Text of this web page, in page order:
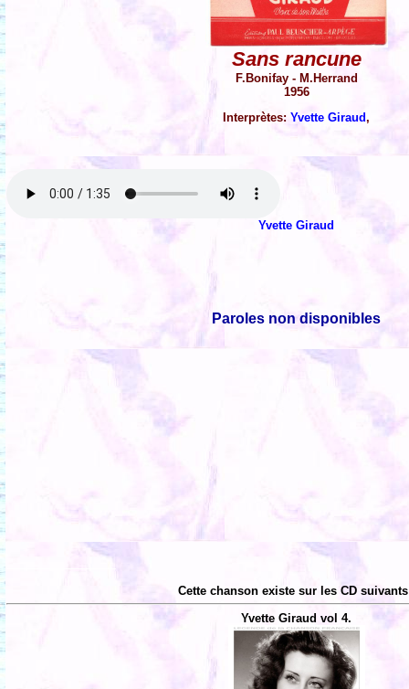
Sans rancune
F.Bonifay - M.Herrand
1956
Interprètes:Yvette Giraud,
Yvette Giraud
Paroles non disponibles
Cette chanson existe sur les CD
Yvette Giraud vol 4.